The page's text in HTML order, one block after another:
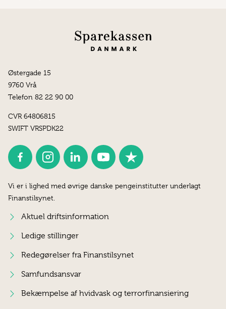
Østergade 15
9760 Vrå
Telefon 82 22 90 00
CVR 64806815
SWIFT VRSPDK22
Vi er i lighed med øvrige danske pengeinstitutter underlagt
Finanstilsynet.
Aktuel driftsinformation
Ledige stillinger
Redegørelser fra Finanstilsynet
Samfundsansvar
Bekæmpelse af hvidvask og terrorfinansiering